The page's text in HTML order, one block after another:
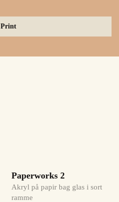
Print
Paperworks 2
Akryl på papir bag glas i sort
ramme